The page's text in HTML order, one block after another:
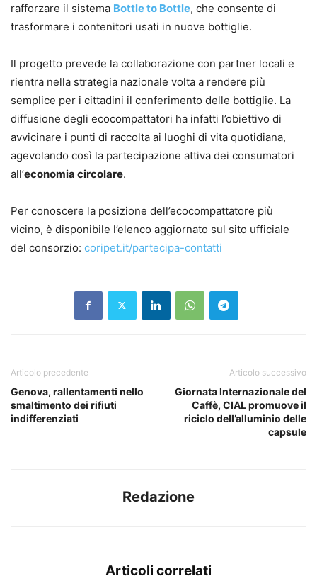
rafforzare il sistema Bottle to Bottle, che consente di
trasformare i contenitori usati in nuove bottiglie.
Il progetto prevede la collaborazione con partner locali e
rientra nella strategia nazionale volta a rendere più
semplice per i cittadini il conferimento delle bottiglie. La
diffusione degli ecocompattatori ha infatti l’obiettivo di
avvicinare i punti di raccolta ai luoghi di vita quotidiana,
agevolando così la partecipazione attiva dei consumatori
all’economia circolare.
Per conoscere la posizione dell’ecocompattatore più
vicino, è disponibile l’elenco aggiornato sul sito ufficiale
del consorzio: coripet.it/partecipa-contatti
Articolo precedente
Genova, rallentamenti nello
smaltimento dei rifiuti
indifferenziati
Articolo successivo
Giornata Internazionale del
Caffè, CIAL promuove il
riciclo dell’alluminio delle
capsule
Redazione
Articoli correlati